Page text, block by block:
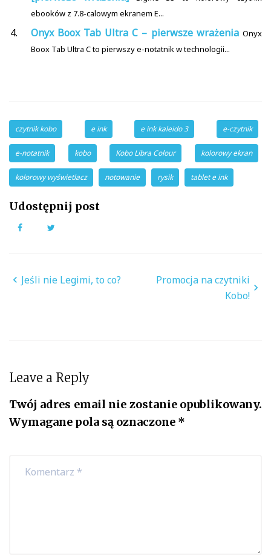
ebooków z 7.8-calowym ekranem E...
Onyx Boox Tab Ultra C – pierwsze wrażenia Onyx
Boox Tab Ultra C to pierwszy e-notatnik w technologii...
czytnik kobo e ink e ink kaleido 3 e-czytnik
e-notatnik kobo Kobo Libra Colour kolorowy ekran
kolorowy wyświetlacz notowanie rysik tablet e ink
Udostępnij post
Facebook
Nawigacja
Jeśli nie Legimi, to co?
Promocja na czytniki
Kobo!
Leave a Reply
Twój adres email nie zostanie opublikowany.
Wymagane pola są oznaczone *